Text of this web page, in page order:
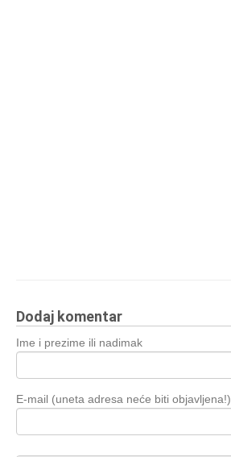
Dodaj komentar
Ime i prezime ili nadimak
E-mail (uneta adresa neće biti objavljena!)